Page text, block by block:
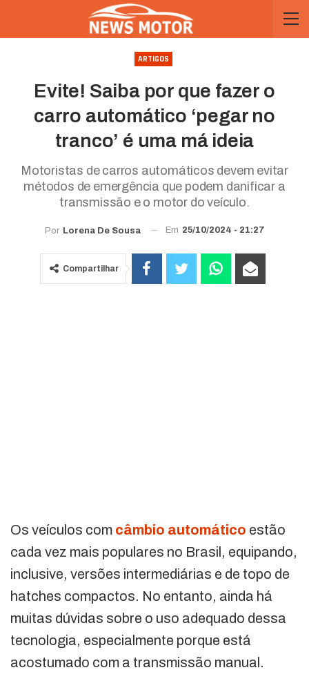
ARTIGOS
Evite! Saiba por que fazer o
carro automático ‘pegar no
tranco’ é uma má ideia
Motoristas de carros automáticos devem evitar
métodos de emergência que podem danificar a
transmissão e o motor do veículo.
Por Lorena De Sousa Em 25/10/2024 - 21:27
Compartilhar
Os veículos com câmbio automático estão
cada vez mais populares no Brasil, equipando,
inclusive, versões intermediárias e de topo de
hatches compactos. No entanto, ainda há
muitas dúvidas sobre o uso adequado dessa
tecnologia, especialmente porque está
acostumado com a transmissão manual.